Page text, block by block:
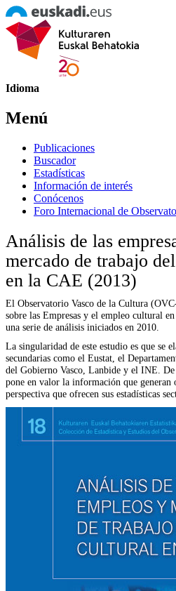
Idioma
Menú
Publicaciones
Buscador
Estadísticas
Información de interés
Conócenos
Foro Internacional de
Análisis de las
mercado de trabajo
en la CAE (2013)
El Observatorio Vasco de la Cultura
sobre las Empresas y el empleo cultural
una serie de análisis iniciados en 2010.
La singularidad de este estudio es que se
secundarias como el Eustat, el
del Gobierno Vasco, Lanbide y el INE.
pone en valor la información que generan
perspectiva que ofrecen sus estadísticas